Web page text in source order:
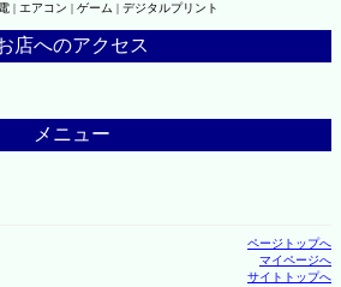
| エアコン | ゲーム | デジタルプリント
店へのアクセス
メニュー
ページトップへ
マイページへ
サイトトップへ